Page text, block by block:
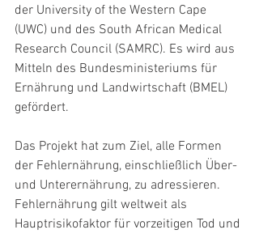
der University of the Western Cape
(UWC) und des South African Medical
Research Council (SAMRC). Es wird aus
Mitteln des Bundesministeriums für
Ernährung und Landwirtschaft (BMEL)
gefördert.
Das Projekt hat zum Ziel, alle Formen
der Fehlernährung, einschließlich Über-
und Unterernährung, zu adressieren.
Fehlernährung gilt weltweit als
Hauptrisikofaktor für vorzeitigen Tod und